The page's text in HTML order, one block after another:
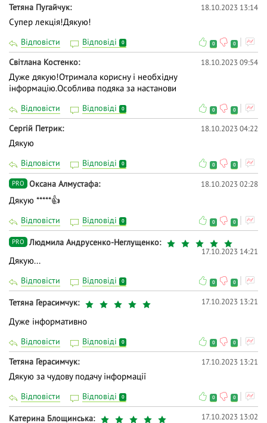
Тетяна Пугайчук 18.10.2023 13:14
Супер лекція!Дякую!
Відповісти Відповіді 0 0 0
Світлана Костенко 18.10.2023 09:54
Дуже дякую!Отримала корисну і необхідну
інформацію.Особлива подяка за настанови
Відповісти Відповіді 0 0 0
Сергій Петрик 18.10.2023 04:22
Дякую
Відповісти Відповіді 0 0 0
PRO Оксана Алмустафа 18.10.2023 02:28
Дякую *****👍
Відповісти Відповіді 0 0 0
PRO Людмила Андрусенко-Неглущенко
17.10.2023 14:21
Дякую...
Відповісти Відповіді 0 0 0
Тетяна Герасимчук 17.10.2023 13:21
Дуже інформативно
Відповісти Відповіді 0 0 0
Тетяна Герасимчук 17.10.2023 13:21
Дякую за чудову подачу інформації
Відповісти Відповіді 0 0 0
Катерина Блощинська 17.10.2023 13:02